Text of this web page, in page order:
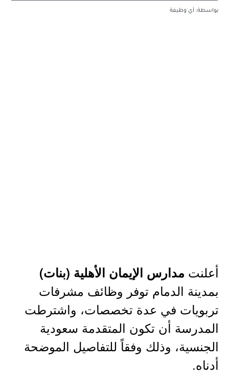
بواسطة: أي وظيفة
أعلنت مدارس الإيمان الأهلية (بنات)
بمدينة الدمام توفر وظائف مشرفات
تربويات في عدة تخصصات، واشترطت
المدرسة أن تكون المتقدمة سعودية
الجنسية، وذلك وفقاً للتفاصيل الموضحة
أدناه.